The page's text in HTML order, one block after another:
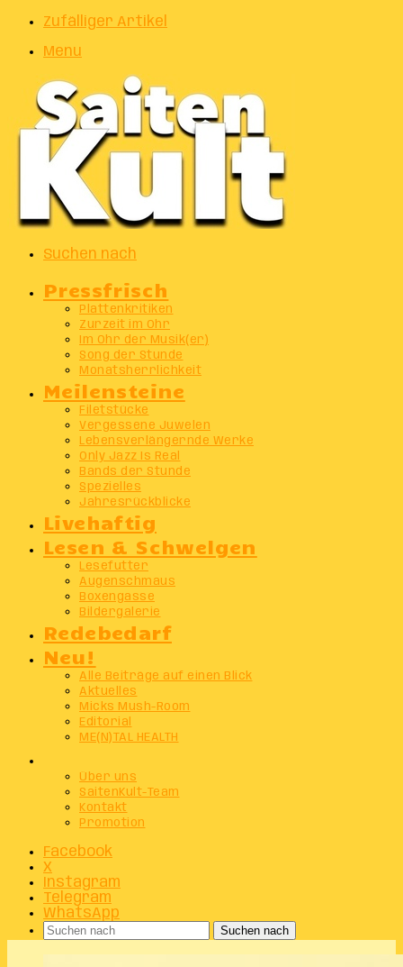
Zufälliger Artikel
Menu
Suchen nach
Pressfrisch
Plattenkritiken
Zurzeit im Ohr
Im Ohr der Musik(er)
Song der Stunde
Monatsherrlichkeit
Meilensteine
Filetstücke
Vergessene Juwelen
Lebensverlängernde Werke
Only Jazz Is Real
Bands der Stunde
Spezielles
Jahresrückblicke
Livehaftig
Lesen & Schwelgen
Lesefutter
Augenschmaus
Boxengasse
Bildergalerie
Redebedarf
Neu!
Alle Beiträge auf einen Blick
Aktuelles
Micks Mush-Room
Editorial
ME(N)TAL HEALTH
Über uns
SaitenKult-Team
Kontakt
Promotion
Facebook
X
Instagram
Telegram
WhatsApp
Suchen nach